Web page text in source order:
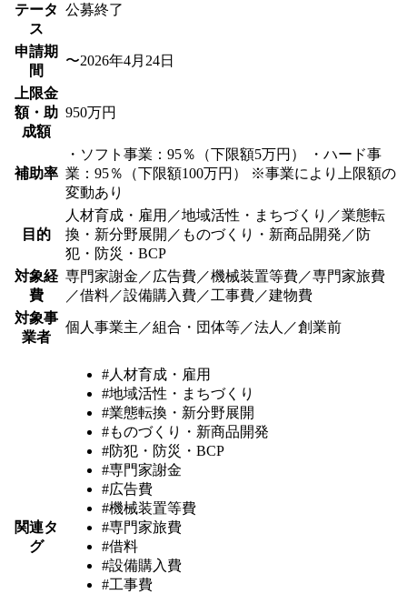
テータ
ス
公募終了
申請期
間
〜2026年4月24日
上限金
額・助
成額
950万円
補助率
・ソフト事業：95％（下限額5万円） ・ハード事
業：95％（下限額100万円） ※事業により上限額の
変動あり
目的
人材育成・雇用／地域活性・まちづくり／業態転
換・新分野展開／ものづくり・新商品開発／防
犯・防災・BCP
対象経
費
専門家謝金／広告費／機械装置等費／専門家旅費
／借料／設備購入費／工事費／建物費
対象事
業者
個人事業主／組合・団体等／法人／創業前
関連タ
グ
#人材育成・雇用
#地域活性・まちづくり
#業態転換・新分野展開
#ものづくり・新商品開発
#防犯・防災・BCP
#専門家謝金
#広告費
#機械装置等費
#専門家旅費
#借料
#設備購入費
#工事費